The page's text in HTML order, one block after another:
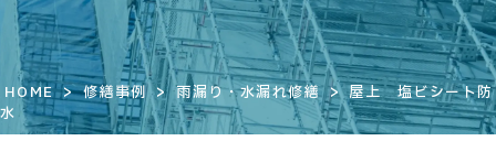
HOME > 修繕事例 > 雨漏り・水漏れ修繕 > 屋上 塩ビシート防
水